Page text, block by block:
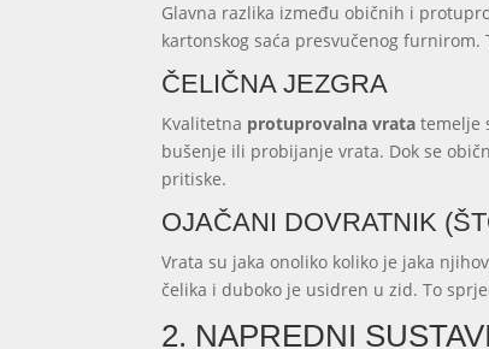
Glavna razlika između običnih i
kartonskog saća presvučenog
ČELIČNA JEZGRA
Kvalitetna protuprovalna vrata temelje
bušenje ili probijanje vrata. Dok se
pritiske.
OJAČANI DOVRATNIK
Vrata su jaka onoliko koliko je jaka
čelika i duboko je usidren u zid. To
2. NAPREDNI